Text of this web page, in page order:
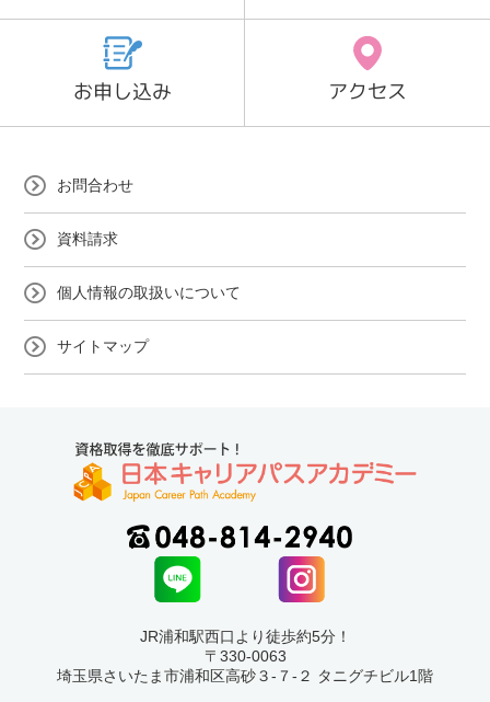
お申し込み アクセス
お問合わせ
資料請求
個人情報の取扱いについて
サイトマップ
JR浦和駅西口より徒歩約5分！
〒330-0063
埼玉県さいたま市浦和区高砂３-７-２ タニグチビル1階